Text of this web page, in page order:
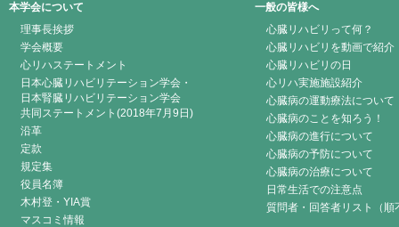
本学会について
理事長挨拶
学会概要
心リハステートメント
日本心臓リハビリテーション学会・
日本腎臓リハビリテーション学会
共同ステートメント(2018年7月9日)
沿革
定款
規定集
役員名簿
木村登・YIA賞
マスコミ情報
一般の皆様へ
心臓リハビリって何？
心臓リハビリを動画で紹介
心臓リハビリの日
心リハ実施施設紹介
心臓病の運動療法について
心臓病のことを知ろう！
心臓病の進行について
心臓病の予防について
心臓病の治療について
日常生活での注意点
質問者・回答者リスト（順